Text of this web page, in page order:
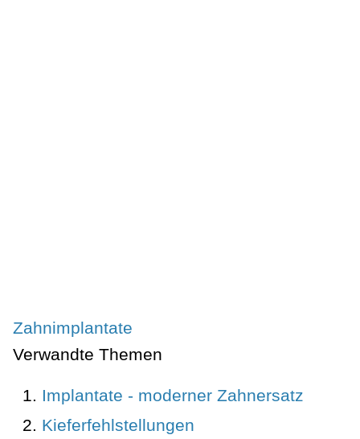
Zahnimplantate
Verwandte Themen
Implantate - moderner Zahnersatz
Kieferfehlstellungen